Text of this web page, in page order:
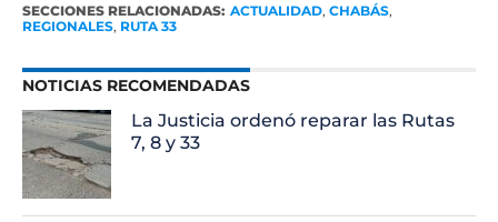
SECCIONES RELACIONADAS: ACTUALIDAD, CHABÁS,
REGIONALES, RUTA 33
NOTICIAS RECOMENDADAS
La Justicia ordenó reparar las Rutas
7, 8 y 33